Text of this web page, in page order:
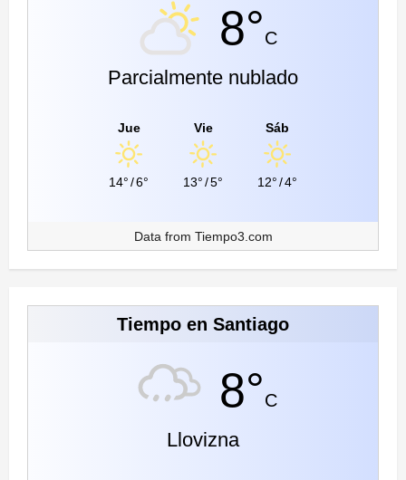
8°C
Parcialmente nublado
Jue
14°/6°
Vie
13°/5°
Sáb
12°/4°
Data from Tiempo3.com
Tiempo en Santiago
8°C
Llovizna